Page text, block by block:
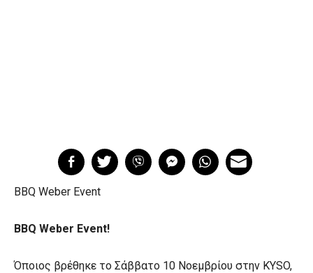
BBQ Weber Event
BBQ Weber Event!
Όποιος βρέθηκε το Σάββατο 10 Νοεμβρίου στην KYSO,